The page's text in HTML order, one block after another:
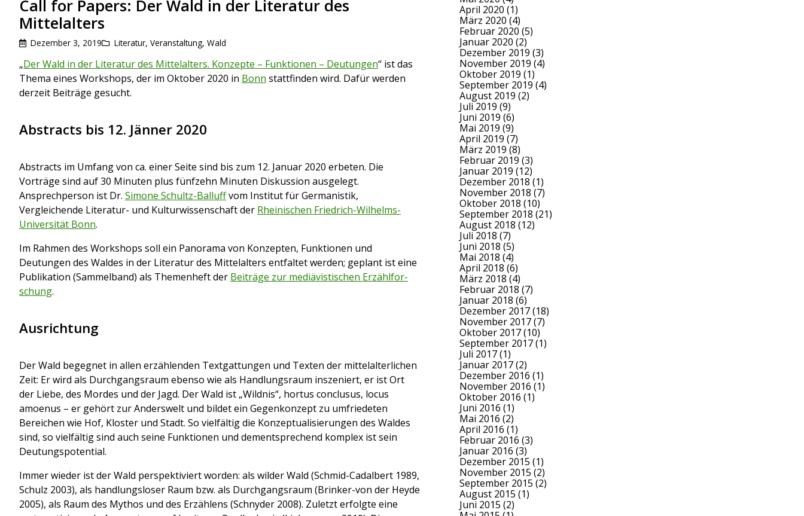
Call for Papers: Der Wald in der Literatur des
Mittelalters
Dezember 3, 2019 Literatur, Veranstaltung, Wald
„Der Wald in der Literatur des Mittelalters. Konzepte – Funktionen – Deutungen“ ist das
Thema eines Workshops, der im Oktober 2020 in Bonn stattfinden wird. Dafür werden
derzeit Beiträge gesucht.
Abstracts bis 12. Jänner 2020
Abstracts im Umfang von ca. einer Seite sind bis zum 12. Januar 2020 erbeten. Die
Vorträge sind auf 30 Minuten plus fünfzehn Minuten Diskussion ausgelegt.
Ansprechperson ist Dr. Simone Schultz-Balluffvom Institut für Germanistik,
Vergleichende Literatur- und Kulturwissenschaft der Rheinischen Friedrich-Wilhelms-
Universität Bonn.
Im Rahmen des Workshops soll ein Panorama von Konzepten, Funktionen und
Deutungen des Wal­des in der Literatur des Mittelalters entfaltet werden; geplant ist eine
Publikation (Sammelband) als Themenheft der Beiträge zur mediävistischen Erzählfor­
schung.
Ausrichtung
Der Wald begegnet in allen erzählenden Textgattungen und Texten der mittelalterlichen
Zeit: Er wird als Durchgangsraum ebenso wie als Handlungsraum inszeniert, er ist Ort
der Liebe, des Mordes und der Jagd. Der Wald ist „Wildnis“, hortus conclusus, locus
amoenus – er gehört zur Anderswelt und bildet ein Gegenkonzept zu umfriedeten
Bereichen wie Hof, Kloster und Stadt. So vielfältig die Kon­zeptuali­sierungen des Waldes
sind, so vielfältig sind auch seine Funktionen und dementsprechend komplex ist sein
Deutungspotential.
Immer wieder ist der Wald perspektiviert worden: als wilder Wald (Schmid-Cadalbert 1989,
Schulz 2003), als hand­lungsloser Raum bzw. als Durchgangsraum (Brin­ker-von der Heyde
2005), als Raum des Mythos und des Erzäh­lens (Schnyder 2008). Zuletzt erfolgte eine
April 2020 (1)
März 2020 (4)
Februar 2020 (5)
Januar 2020 (2)
Dezember 2019 (3)
November 2019 (4)
Oktober 2019 (1)
September 2019 (4)
August 2019 (2)
Juli 2019 (9)
Juni 2019 (6)
Mai 2019 (9)
April 2019 (7)
März 2019 (8)
Februar 2019 (3)
Januar 2019 (12)
Dezember 2018 (1)
November 2018 (7)
Oktober 2018 (10)
September 2018 (21)
August 2018 (12)
Juli 2018 (7)
Juni 2018 (5)
Mai 2018 (4)
April 2018 (6)
März 2018 (4)
Februar 2018 (7)
Januar 2018 (6)
Dezember 2017(18)
November 2017(7)
Oktober 2017(10)
September 2017(1)
Juli 2017(1)
Januar 2017(2)
Dezember 2016 (1)
November 2016 (1)
Oktober 2016 (1)
Juni 2016 (1)
Mai 2016 (2)
April 2016 (1)
Februar 2016 (3)
Januar 2016 (3)
Dezember 2015 (1)
November 2015 (2)
September 2015 (2)
August 2015 (1)
Juni 2015 (2)